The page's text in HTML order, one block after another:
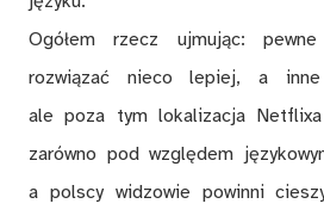
Ogółem rzecz ujmując:
rozwiązać nieco lepiej, a inne
ale poza tym lokalizacja
zarówno pod względem
a polscy widzowie powinni